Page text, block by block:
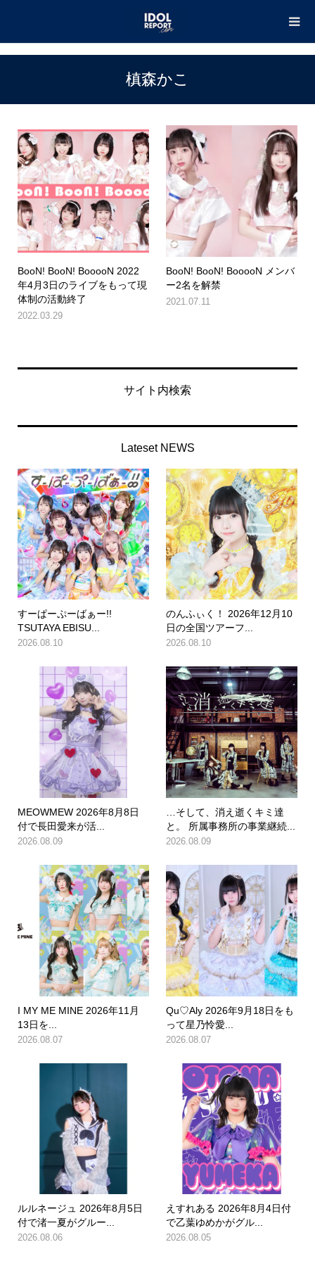
槙森かこ
BooN! BooN! BooooN 2022
年4月3日のライブをもって現
体制の活動終了
2022.03.29
BooN! BooN! BooooN メンバ
ー2名を解禁
2021.07.11
サイト内検索
Lateset NEWS
すーぱーぷーばぁー!!
TSUTAYA EBISU...
2026.08.10
のんふぃく！ 2026年12月10
日の全国ツアーフ...
2026.08.10
MEOWMEW 2026年8月8日
付で長田愛来が活...
2026.08.09
…そして、消え逝くキミ達
と。 所属事務所の事業継続...
2026.08.09
I MY ME MINE 2026年11月
13日を...
2026.08.07
Qu♡Aly 2026年9月18日をも
って星乃怜愛...
2026.08.07
ルルネージュ 2026年8月5日
付で渚一夏がグルー...
2026.08.06
えすれある 2026年8月4日付
で乙葉ゆめかがグル...
2026.08.05